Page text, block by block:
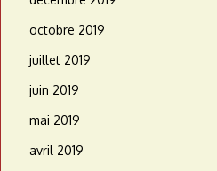
octobre 2019
juillet 2019
juin 2019
mai 2019
avril 2019